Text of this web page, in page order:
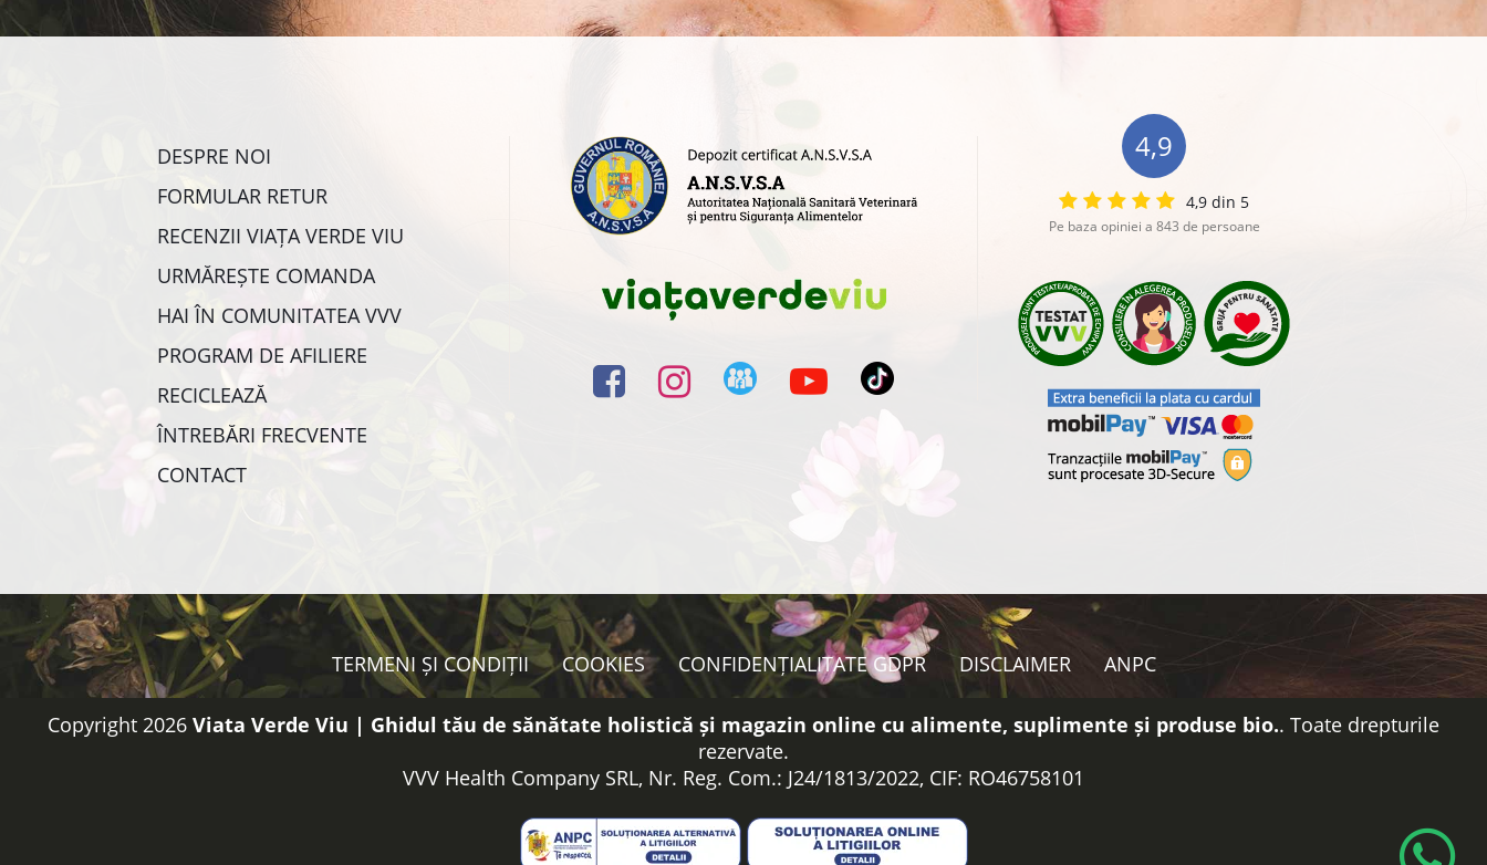
DESPRE NOI
FORMULAR RETUR
RECENZII VIAȚA VERDE VIU
URMĂREȘTE COMANDA
HAI ÎN COMUNITATEA VVV
PROGRAM DE AFILIERE
RECICLEAZĂ
ÎNTREBĂRI FRECVENTE
CONTACT
4,9
4,9 din 5
Pe baza opiniei a 843 de persoane
TERMENI ȘI CONDIȚII COOKIES CONFIDENȚIALITATE GDPR DISCLAIMER ANPC
Copyright 2026 Viata Verde Viu | Ghidul tău de sănătate holistică și magazin online cu alimente, suplimente și produse bio.. Toate drepturile
rezervate.
VVV Health Company SRL, Nr. Reg. Com.: J24/1813/2022, CIF: RO46758101